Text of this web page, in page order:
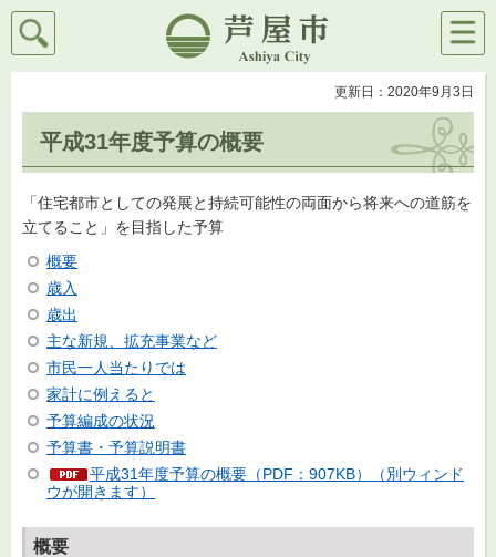
芦屋市
検索
メニ
ュー
更新日：2020年9月3日
平成31年度予算の概要
「住宅都市としての発展と持続可能性の両面から将来への道筋を
立てること」を目指した予算
概要
歳入
歳出
主な新規、拡充事業など
市民一人当たりでは
家計に例えると
予算編成の状況
予算書・予算説明書
平成31年度予算の概要（PDF：907KB）（別ウィンド
ウが開きます）
概要